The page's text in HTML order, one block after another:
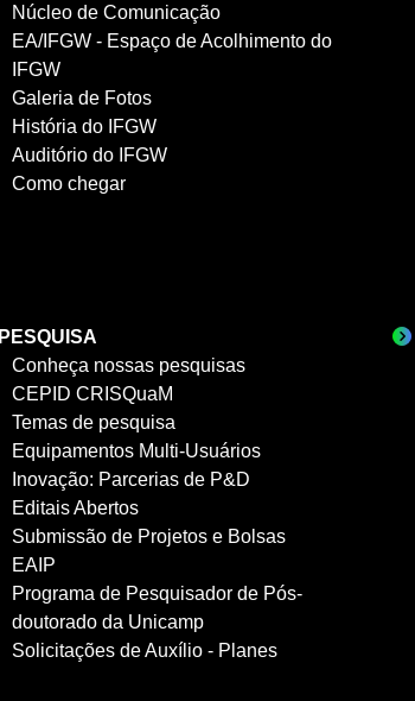
Núcleo de Comunicação
EA/IFGW - Espaço de Acolhimento do
IFGW
Galeria de Fotos
História do IFGW
Auditório do IFGW
Como chegar
PESQUISA
Conheça nossas pesquisas
CEPID CRISQuaM
Temas de pesquisa
Equipamentos Multi-Usuários
Inovação: Parcerias de P&D
Editais Abertos
Submissão de Projetos e Bolsas
EAIP
Programa de Pesquisador de Pós-
doutorado da Unicamp
Solicitações de Auxílio - Planes